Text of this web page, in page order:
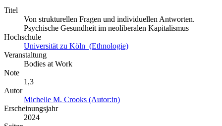
Titel
Von strukturellen Fragen und individuellen Antworten.
Psychische Gesundheit im neoliberalen Kapitalismus
Hochschule
Universität zu Köln (Ethnologie)
Veranstaltung
Bodies at Work
Note
1,3
Autor
Michelle M. Crooks (Autor:in)
Erscheinungsjahr
2024